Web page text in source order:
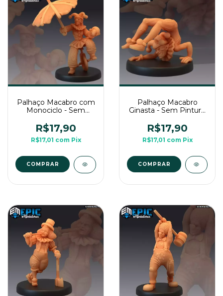
Palhaço Macabro com
Monociclo - Sem
Médio Para RPG de
Mesa
R$17,90
R$17,01 com Pix
COMPRAR
Palhaço Macabro
Ginasta - Sem Pintura,
Para RPG de Mesa
R$17,90
R$17,01 com Pix
COMPRAR